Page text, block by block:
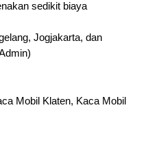
sedikit biaya
Jogjakarta, dan
Mobil Klaten, Kaca Mobil